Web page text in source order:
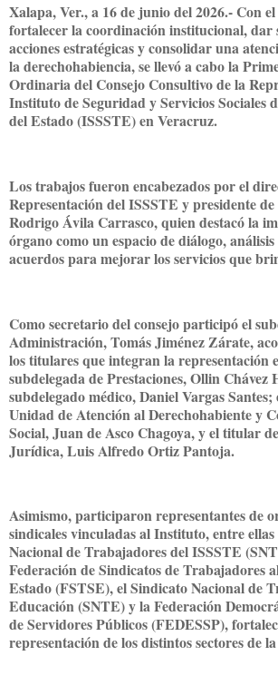
Xalapa, Ver., a 16 de junio del 2026.- Con
fortalecer la coordinación institucional, dar
acciones estratégicas y consolidar una
la derechohabiencia, se llevó a cabo la
Ordinaria del Consejo Consultivo de la
Instituto de Seguridad y Servicios Sociales
del Estado (ISSSTE) en Veracruz.
Los trabajos fueron encabezados por el
Representación del ISSSTE y presidente
Rodrigo Ávila Carrasco, quien destacó la
órgano como un espacio de diálogo,
acuerdos para mejorar los servicios que
Como secretario del consejo participó el
Administración, Tomás Jiménez Zárate,
los titulares que integran la representación
subdelegada de Prestaciones, Ollin Chávez
subdelegado médico, Daniel Vargas
Unidad de Atención al Derechohabiente y
Social, Juan de Asco Chagoya, y el titular
Jurídica, Luis Alfredo Ortiz Pantoja.
Asimismo, participaron representantes de
sindicales vinculadas al Instituto, entre
Nacional de Trabajadores del ISSSTE
Federación de Sindicatos de Trabajadores
Estado (FSTSE), el Sindicato Nacional de
Educación (SNTE) y la Federación
de Servidores Públicos (FEDESSP),
representación de los distintos sectores de